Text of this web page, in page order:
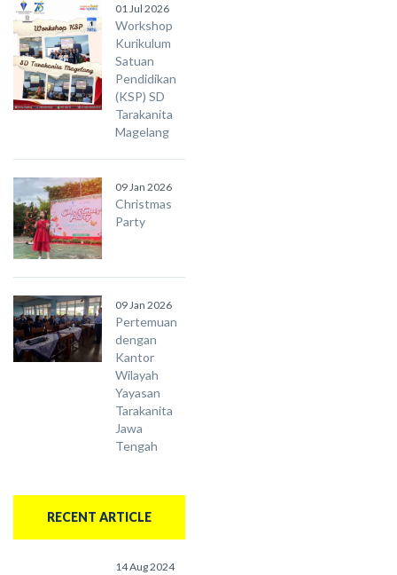
01 Jul 2026
Workshop
Kurikulum
Satuan
Pendidikan
(KSP) SD
Tarakanita
Magelang
09 Jan 2026
Christmas
Party
09 Jan 2026
Pertemuan
dengan
Kantor
Wilayah
Yayasan
Tarakanita
Jawa
Tengah
RECENT ARTICLE
14 Aug 2024